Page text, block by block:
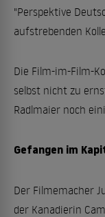
"Perspektive
aufstrebenden
Die Film-im-Film-
selbst nicht zu
Radlmaier noch
Gefangen im
Der Filmemacher
der Kanadierin